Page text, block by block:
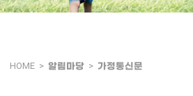
HOME > 알림마당 > 가정통신문